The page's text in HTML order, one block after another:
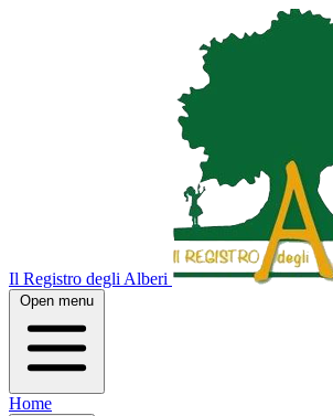
Il Registro degli Alberi
Open menu
Home